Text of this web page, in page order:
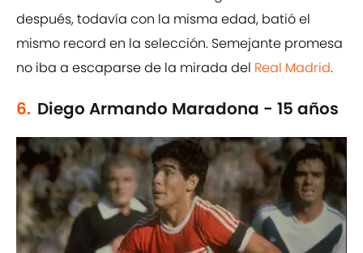
después, todavía con la misma edad, batió el
mismo record en la selección. Semejante promesa
no iba a escaparse de la mirada del Real Madrid.
6. Diego Armando Maradona - 15 años